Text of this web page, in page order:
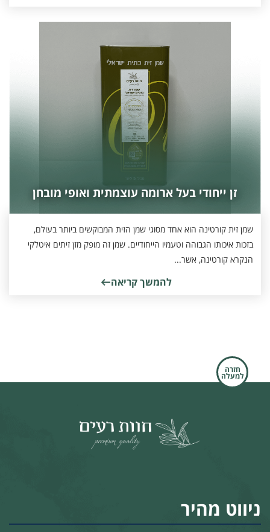
זן ייחודי בעל ארומה עוצמתית ואופי מובחן
שמן זית קורטינה הוא אחד מסוגי שמן הזית המבוקשים ביותר בעולם,
בזכות איכותו הגבוהה וטעמיו הייחודיים. שמן זה מופק מזן זיתים איטלקי
הנקרא קורטינה, אשר...
להמשך קריאה
חזרה
למעלה
ניווט מהיר